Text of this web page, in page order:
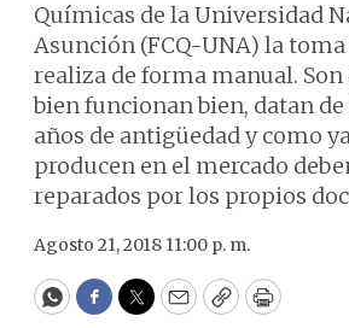
Químicas de la Universidad
Asunción (FCQ-UNA) la toma
realiza de forma manual.
bien funcionan bien, datan de
años de antigüedad y como
producen en el mercado
reparados por los propios
Agosto 21, 2018 11:00 p. m.
WhatsApp
Facebook
Twitter
EmailCopyPrint